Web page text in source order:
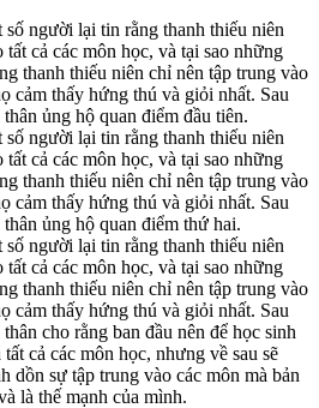
số người lại tin rằng thanh thiếu niên
tất cả các môn học, và tại sao những
thanh thiếu niên chỉ nên tập trung vào
cảm thấy hứng thú và giỏi nhất. Sau
ủng hộ quan điểm đầu tiên.
số người lại tin rằng thanh thiếu niên
tất cả các môn học, và tại sao những
thanh thiếu niên chỉ nên tập trung vào
cảm thấy hứng thú và giỏi nhất. Sau
ủng hộ quan điểm thứ hai.
số người lại tin rằng thanh thiếu niên
tất cả các môn học, và tại sao những
thanh thiếu niên chỉ nên tập trung vào
cảm thấy hứng thú và giỏi nhất. Sau
cho rằng ban đầu nên để học sinh
cả các môn học, nhưng về sau sẽ
dồn sự tập trung vào các môn mà bản
là thế mạnh của mình.